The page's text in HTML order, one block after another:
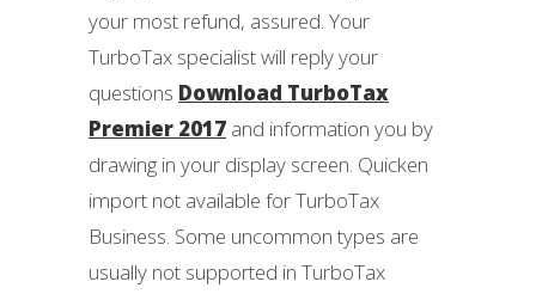
your most refund, assured. Your
TurboTax specialist will reply your
questions Download TurboTax
Premier 2017 and information you by
drawing in your display screen. Quicken
import not available for TurboTax
Business. Some uncommon types are
usually not supported in TurboTax